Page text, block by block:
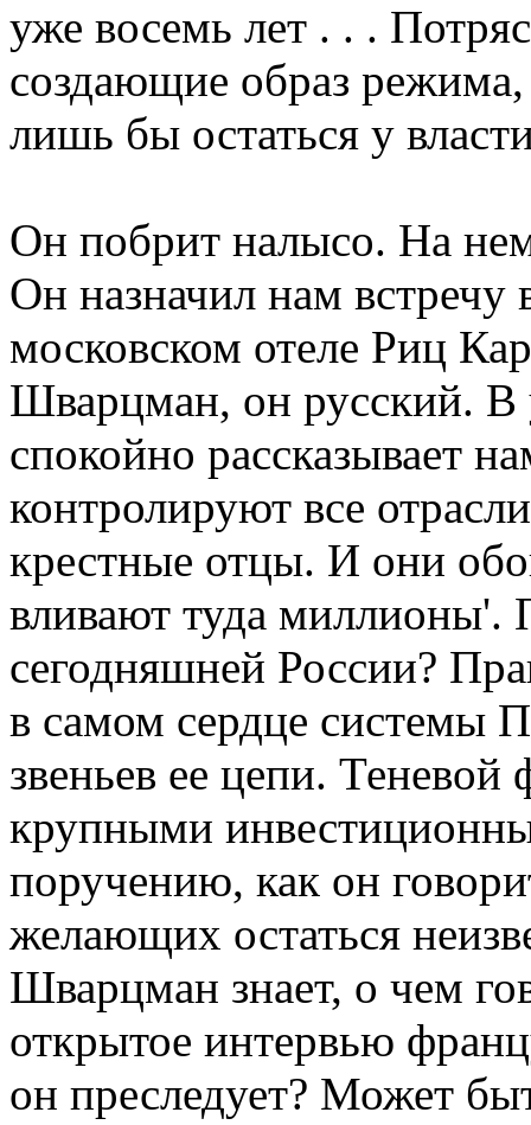
уже восемь лет . . .
создающие образ режима,
лишь бы остаться у
Он побрит налысо. На
Он назначил нам
московском отеле Риц
Шварцман, он русский. В
спокойно рассказывает
контролируют все
крестные отцы. И они
вливают туда миллионы'.
сегодняшней России?
в самом сердце системы
звеньев ее цепи. Теневой
крупными
поручению, как он
желающих остаться
Шварцман знает, о чем
открытое интервью
он преследует? Может